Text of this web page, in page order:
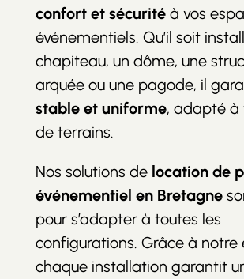
confort et sécuritéà vos
événementiels. Qu’il soit
chapiteau, un dôme, une
arquée ou une pagode, il
stable et uniforme, adapté à
de terrains.
Nos solutions de location de
événementiel en Bretagne
pour s’adapter à toutes les
configurations. Grâce à notre
chaque installation garantit